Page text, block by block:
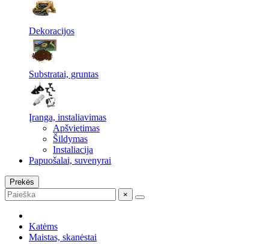
Dekoracijos
Substratai, gruntas
Įranga, instaliavimas
Apšvietimas
Šildymas
Instaliacija
Papuošalai, suvenyrai
Prekės
×
Katėms
Maistas, skanėstai